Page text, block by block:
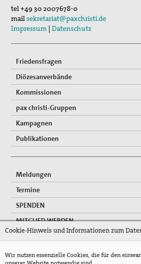
03. Sep 2026
Mahnwache
tel+49 30 2007678-0
mailsekretariat@paxchristi.de
Impressum |Datenschutz
Friedensfragen
Diözesanverbände
Kommissionen
pax christi-Gruppen
Kampagnen
Publikationen
Meldungen
Termine
SPENDEN
MITGLIED WERDEN
NEWSLETTER
Cookie-Hinweis und Informationen zum
Wir nutzen essenzielle Cookies, die für den